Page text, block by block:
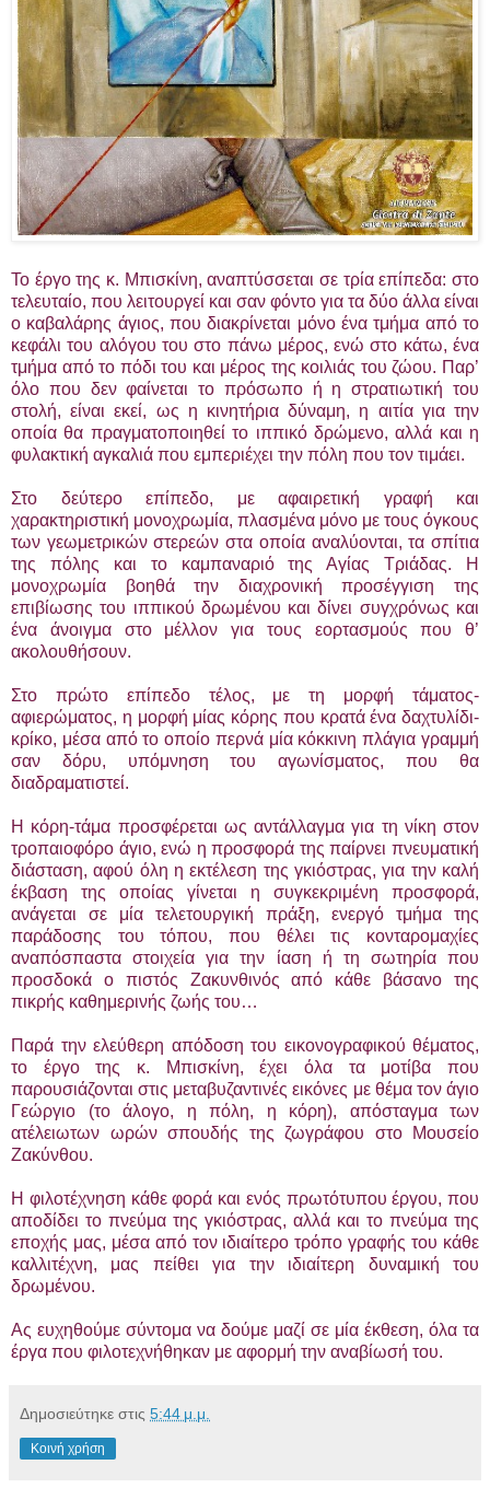
Το έργο της κ. Μπισκίνη, αναπτύσσεται σε τρία επίπεδα: στο
τελευταίο, που λειτουργεί και σαν φόντο για τα δύο άλλα είναι
ο καβαλάρης άγιος, που διακρίνεται μόνο ένα τμήμα από το
κεφάλι του αλόγου του στο πάνω μέρος, ενώ στο κάτω, ένα
τμήμα από το πόδι του και μέρος της κοιλιάς του ζώου. Παρ’
όλο που δεν φαίνεται το πρόσωπο ή η στρατιωτική του
στολή, είναι εκεί, ως η κινητήρια δύναμη, η αιτία για την
οποία θα πραγματοποιηθεί το ιππικό δρώμενο, αλλά και η
φυλακτική αγκαλιά που εμπεριέχει την πόλη που τον τιμάει.
Στο δεύτερο επίπεδο, με αφαιρετική γραφή και
χαρακτηριστική μονοχρωμία, πλασμένα μόνο με τους όγκους
των γεωμετρικών στερεών στα οποία αναλύονται, τα σπίτια
της πόλης και το καμπαναριό της Αγίας Τριάδας. Η
μονοχρωμία βοηθά την διαχρονική προσέγγιση της
επιβίωσης του ιππικού δρωμένου και δίνει συγχρόνως και
ένα άνοιγμα στο μέλλον για τους εορτασμούς που θ’
ακολουθήσουν.
Στο πρώτο επίπεδο τέλος, με τη μορφή τάματος-
αφιερώματος, η μορφή μίας κόρης που κρατά ένα δαχτυλίδι-
κρίκο, μέσα από το οποίο περνά μία κόκκινη πλάγια γραμμή
σαν δόρυ, υπόμνηση του αγωνίσματος, που θα
διαδραματιστεί.
Η κόρη-τάμα προσφέρεται ως αντάλλαγμα για τη νίκη στον
τροπαιοφόρο άγιο, ενώ η προσφορά της παίρνει πνευματική
διάσταση, αφού όλη η εκτέλεση της γκιόστρας, για την καλή
έκβαση της οποίας γίνεται η συγκεκριμένη προσφορά,
ανάγεται σε μία τελετουργική πράξη, ενεργό τμήμα της
παράδοσης του τόπου, που θέλει τις κονταρομαχίες
αναπόσπαστα στοιχεία για την ίαση ή τη σωτηρία που
προσδοκά ο πιστός Ζακυνθινός από κάθε βάσανο της
πικρής καθημερινής ζωής του…
Παρά την ελεύθερη απόδοση του εικονογραφικού θέματος,
το έργο της κ. Μπισκίνη, έχει όλα τα μοτίβα που
παρουσιάζονται στις μεταβυζαντινές εικόνες με θέμα τον άγιο
Γεώργιο (το άλογο, η πόλη, η κόρη), απόσταγμα των
ατέλειωτων ωρών σπουδής της ζωγράφου στο Μουσείο
Ζακύνθου.
Η φιλοτέχνηση κάθε φορά και ενός πρωτότυπου έργου, που
αποδίδει το πνεύμα της γκιόστρας, αλλά και το πνεύμα της
εποχής μας, μέσα από τον ιδιαίτερο τρόπο γραφής του κάθε
καλλιτέχνη, μας πείθει για την ιδιαίτερη δυναμική του
δρωμένου.
Ας ευχηθούμε σύντομα να δούμε μαζί σε μία έκθεση, όλα τα
έργα που φιλοτεχνήθηκαν με αφορμή την αναβίωσή του.
Δημοσιεύτηκε στις 5:44 μ.μ.
Κοινή χρήση